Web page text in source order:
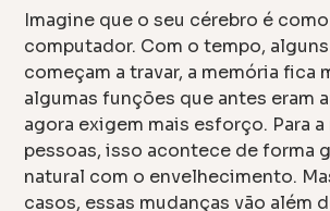
Imagine que o seu cérebro é
computador. Com o tempo,
começam a travar, a memória fica
algumas funções que antes eram
agora exigem mais esforço. Para
pessoas, isso acontece de forma
natural com o envelhecimento.
casos, essas mudanças vão além